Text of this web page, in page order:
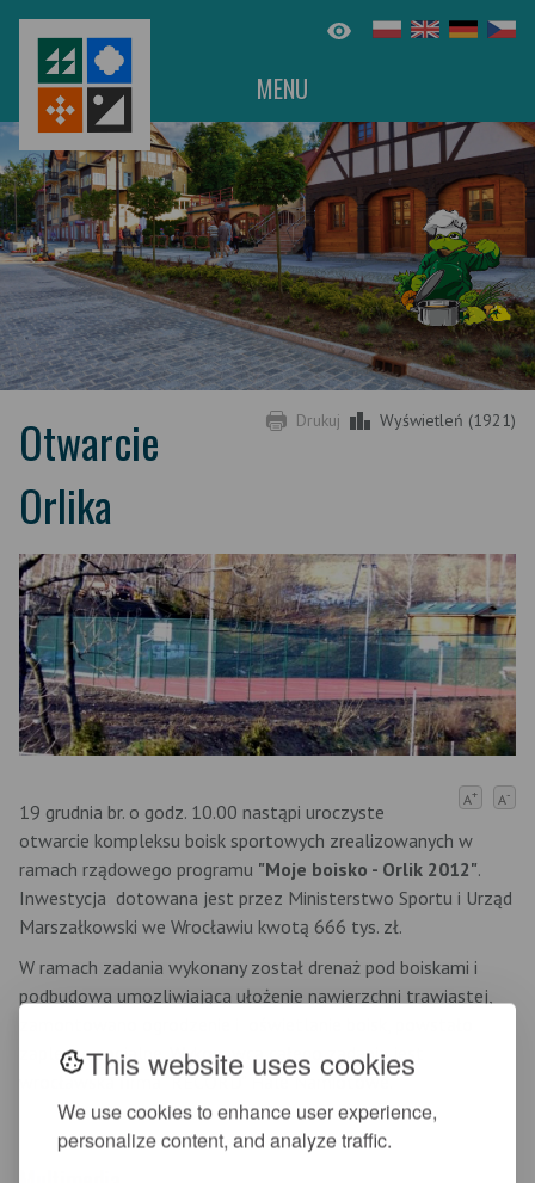
This website uses cookies
We use cookies to enhance user experience,
personalize content, and analyze traffic.
MENU
Drukuj Wyświetleń (1921)
Otwarcie
Orlika
A+ A-
19 grudnia br. o godz. 10.00 nastąpi uroczyste
otwarcie kompleksu boisk sportowych zrealizowanych w
ramach rządowego programu "Moje boisko - Orlik 2012".
Inwestycja dotowana jest przez Ministerstwo Sportu i Urząd
Marszałkowski we Wrocławiu kwotą 666 tys. zł.
W ramach zadania wykonany został drenaż pod boiskami i
podbudowa umozliwiająca ułożenie nawierzchni trawiastej,
zaplecze socjalne. Wykonawcą całego zadania jest
wrocławska firma "RECORD" Hale Namiotowe.